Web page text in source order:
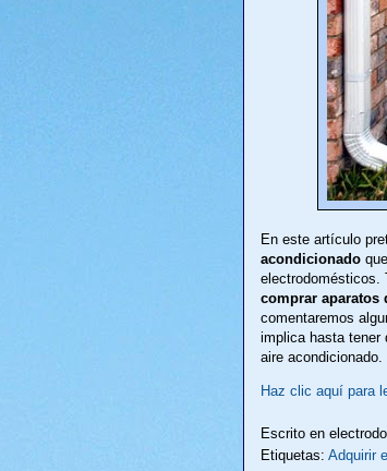
En este artículo
acondicionado
electrodomésticos.
comprar aparatos
comentaremos
implica hasta tener
aire acondicionado.
Haz clic aquí para
Escrito en
Etiquetas: Adquirir